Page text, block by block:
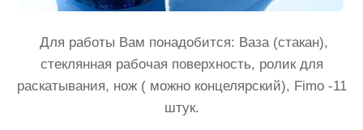
Для работы Вам понадобится: Ваза (стакан),
стеклянная рабочая поверхность, ролик для
раскатывания, нож ( можно концелярский), Fimo -11
штук.